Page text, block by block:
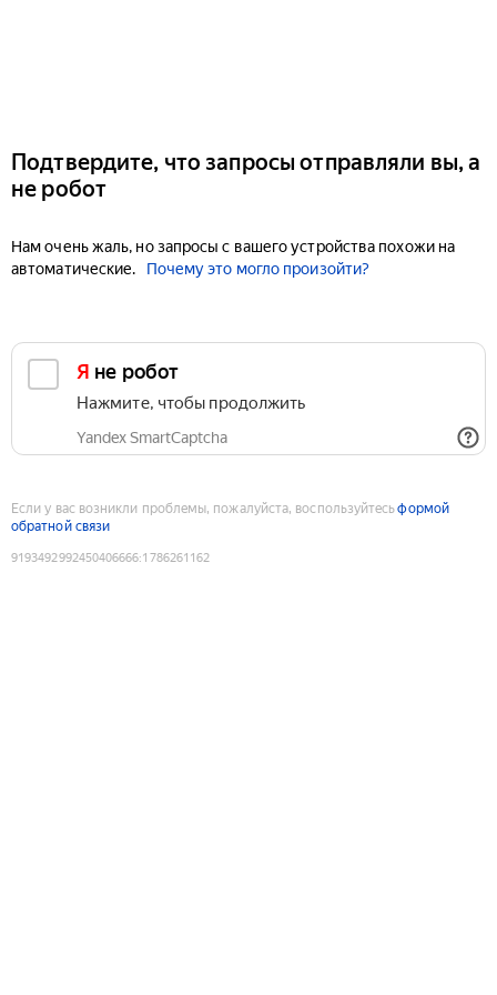
Подтвердите, что запросы отправляли вы, а
не робот
Нам очень жаль, но запросы с вашего устройства похожи на
автоматические.
Почему это могло произойти?
Я не робот
Нажмите, чтобы продолжить
Yandex SmartCaptcha
Если у вас возникли проблемы, пожалуйста, воспользуйтесьформой
обратной связи
9193492992450406666:1786261162